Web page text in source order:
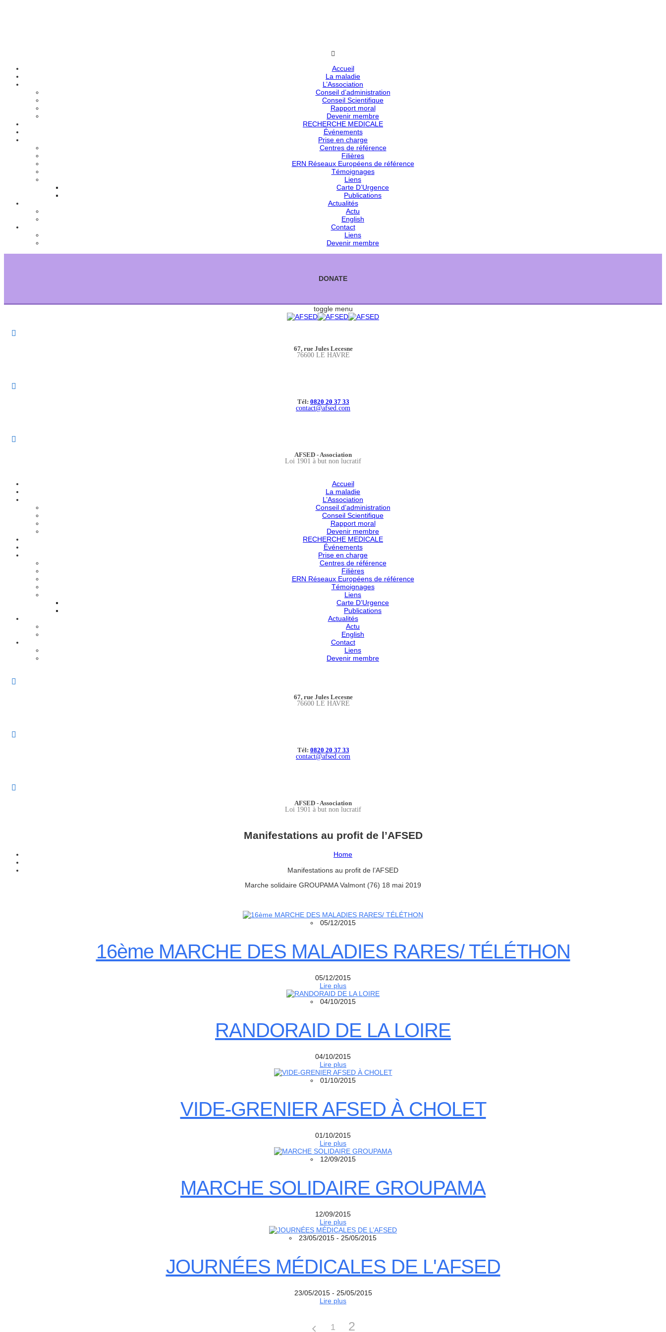
Accueil
La maladie
L’Association
Conseil d’administration
Conseil Scientifique
Rapport moral
Devenir membre
RECHERCHE MEDICALE
Événements
Prise en charge
Centres de référence
Filières
ERN Réseaux Européens de référence
Témoignages
Liens
Carte D’Urgence
Publications
Actualités
Actu
English
Contact
Liens
Devenir membre
DONATE
toggle menu
67, rue Jules Lecesne
76600 LE HAVRE
Tél: 0820 20 37 33
contact@afsed.com
AFSED - Association
Loi 1901 à but non lucratif
Accueil
La maladie
L’Association
Conseil d’administration
Conseil Scientifique
Rapport moral
Devenir membre
RECHERCHE MEDICALE
Événements
Prise en charge
Centres de référence
Filières
ERN Réseaux Européens de référence
Témoignages
Liens
Carte D’Urgence
Publications
Actualités
Actu
English
Contact
Liens
Devenir membre
67, rue Jules Lecesne
76600 LE HAVRE
Tél: 0820 20 37 33
contact@afsed.com
AFSED - Association
Loi 1901 à but non lucratif
Manifestations au profit de l’AFSED
Home
Manifestations au profit de l’AFSED
Marche solidaire GROUPAMA Valmont (76) 18 mai 2019
05/12/2015
16ème MARCHE DES MALADIES RARES/ TÉLÉTHON
05/12/2015
Lire plus
04/10/2015
RANDORAID DE LA LOIRE
04/10/2015
Lire plus
01/10/2015
VIDE-GRENIER AFSED À CHOLET
01/10/2015
Lire plus
12/09/2015
MARCHE SOLIDAIRE GROUPAMA
12/09/2015
Lire plus
23/05/2015 - 25/05/2015
JOURNÉES MÉDICALES DE L'AFSED
23/05/2015 - 25/05/2015
Lire plus
1 2